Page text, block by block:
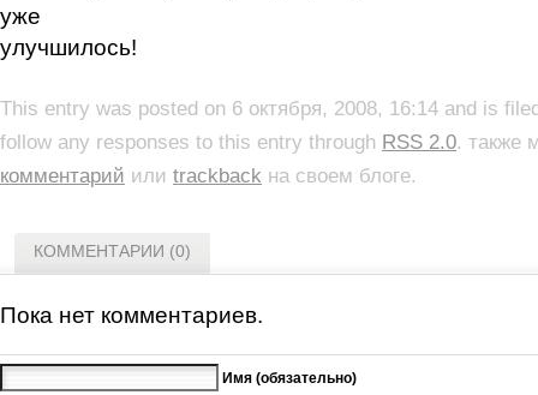
уже
улучшилось!
This entry was posted on 6 октября, 2008, 16:14 and is
follow any responses to this entry through RSS 2.0. также
комментарий или trackback на своем блоге.
КОММЕНТАРИИ (0)
Пока нет комментариев.
Имя (обязательно)